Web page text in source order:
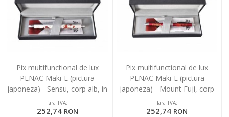
Pix multifunctional de lux
PENAC Maki-E (pictura
japoneza) - Sensu, corp alb, in
cutie cadou
fara TVA:
252,74 RON
Pix multifunctional de lux
PENAC Maki-E (pictura
japoneza) - Mount Fuji, corp
bordeaux, in cutie cad
fara TVA:
252,74 RON